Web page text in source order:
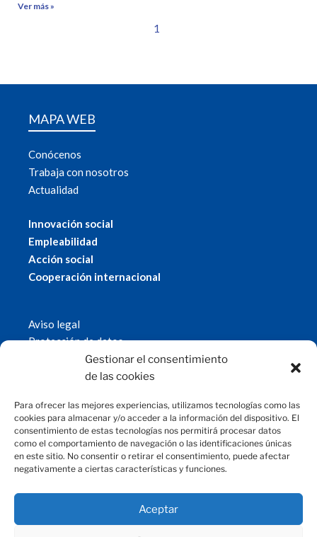
Gestionar el consentimiento
de las cookies
Para ofrecer las mejores experiencias, utilizamos tecnologías como las
cookies para almacenar y/o acceder a la información del dispositivo. El
consentimiento de estas tecnologías nos permitirá procesar datos
como el comportamiento de navegación o las identificaciones únicas
en este sitio. No consentir o retirar el consentimiento, puede afectar
negativamente a ciertas características y funciones.
Aceptar
Ver más »
1
MAPA WEB
Conócenos
Trabaja con nosotros
Actualidad
Innovación social
Empleabilidad
Acción social
Cooperación internacional
Aviso legal
Protección de datos
Política de cookies
© 2019 Fundación Magtel.
CONTACTO
fundacion@magtel.es
Parque Empresarial Las Quemadas
C/Gabriel Ramos Bejarano, 114
14014 Córdoba